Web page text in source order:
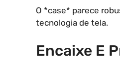
O *case* parece
tecnologia de tela.
Encaixe E